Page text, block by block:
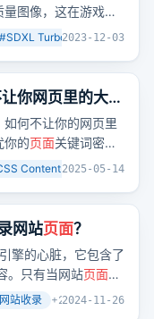
量图像，这在游戏或
。
#SDXL Turbo +2
2023-12-03
让你网页里的大量
面关键词密度？
何不让你的网页里
你的页面关键词密
，把按钮文案写在
文案，都可以这样
语言，还是用这个
件即可。
Content +2
2025-05-14
网站页面？
擎的心脏，它包含了
。只有当网站页面被
会在搜索结果中出
网站收录 +22024-11-26